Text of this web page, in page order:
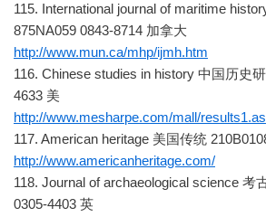
115. International journal of maritime
875NA059 0843-8714 加拿大
http://www.mun.ca/mhp/ijmh.htm
116. Chinese studies in history 中国历史
4633 美
http://www.mesharpe.com/mall/
117. American heritage 美国传统
http://www.americanheritage.com/
118. Journal of archaeological science 考
0305-4403 英